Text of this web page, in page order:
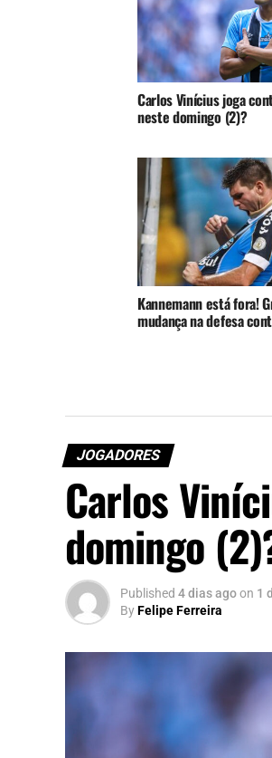
Carlos Vinícius joga
neste domingo (2)?
Kannemann está fora!
mudança na defesa
JOGADORES
Carlos
domingo
Published 4 dias agoon 1
ByFelipe Ferreira